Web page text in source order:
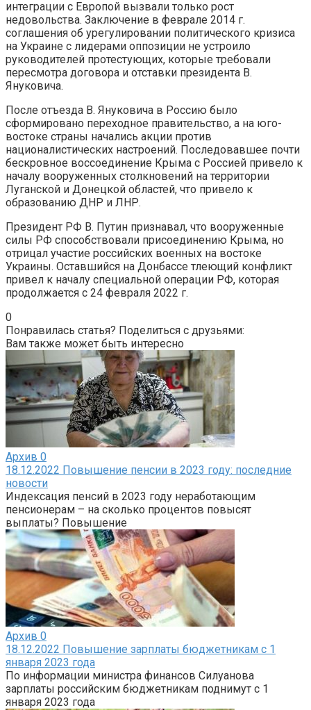
интеграции с Европой вызвали только рост
недовольства. Заключение в феврале 2014 г.
соглашения об урегулировании политического кризиса
на Украине с лидерами оппозиции не устроило
руководителей протестующих, которые требовали
пересмотра договора и отставки президента В.
Януковича.
После отъезда В. Януковича в Россию было
сформировано переходное правительство, а на юго-
востоке страны начались акции против
националистических настроений. Последовавшее почти
бескровное воссоединение Крыма с Россией привело к
началу вооруженных столкновений на территории
Луганской и Донецкой областей, что привело к
образованию ДНР и ЛНР.
Президент РФ В. Путин признавал, что вооруженные
силы РФ способствовали присоединению Крыма, но
отрицал участие российских военных на востоке
Украины. Оставшийся на Донбассе тлеющий конфликт
привел к началу специальной операции РФ, которая
продолжается с 24 февраля 2022 г.
0
Понравилась статья? Поделиться с друзьями:
Вам также может быть интересно
Архив 0
18.12.2022 Повышение пенсии в 2023 году: последние
новости
Индексация пенсий в 2023 году неработающим
пенсионерам – на сколько процентов повысят
выплаты? Повышение
Архив 0
18.12.2022 Повышение зарплаты бюджетникам с 1
января 2023 года
По информации министра финансов Силуанова
зарплаты российским бюджетникам поднимут с 1
января 2023 года